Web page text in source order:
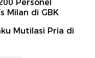
Personel
Milan di GBK
Mutilasi Pria di